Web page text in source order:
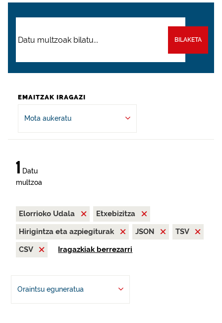
BILAKETA
EMAITZAK IRAGAZI
Mota aukeratu
1 Datu
multzoa
Elorrioko Udala
Etxebizitza
Hirigintza eta azpiegiturak
JSON
TSV
CSV
Iragazkiak berrezarri
Oraintsu eguneratua